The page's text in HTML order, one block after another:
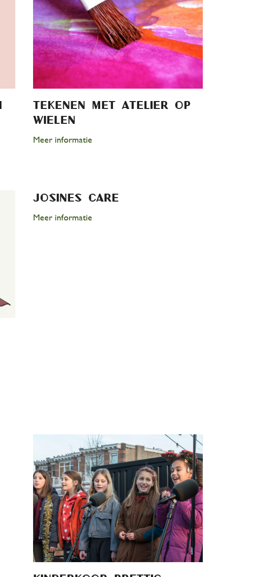
Tekenen met atelier op
wielen
Meer informatie
Josine’s care
Meer informatie